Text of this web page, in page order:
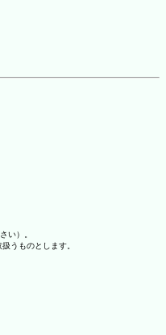
い）。
うものとします。